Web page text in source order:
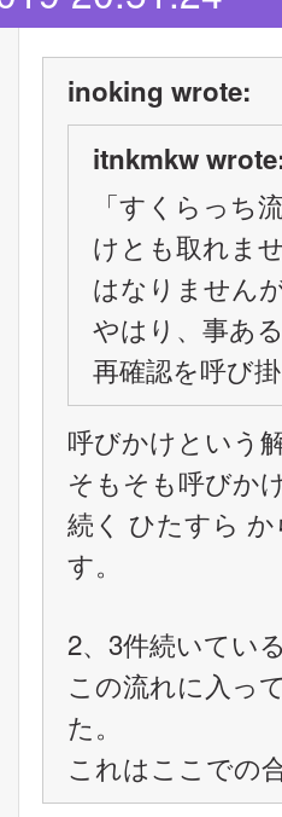
inoking wrote:
itnkmkw
「すくらっち
けとも取れま
はなりません
やはり、事あ
再確認を呼び
呼びかけという
そもそも呼びか
続く ひたすら
す。
2、3件続いてい
この流れに入っ
た。
これはここでの